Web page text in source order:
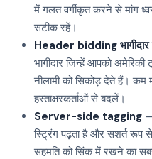
में गलत वर्गीकृत करने से मांग
सटीक रहें।
Header bidding भागीदार
भागीदार जिन्हें आपको
नीलामी को सिकोड़ देते हैं।
हस्ताक्षरकर्ताओं से बदलें।
Server-side tagging
स्ट्रिंग पढ़ता है और सशर्त
सहमति को सिंक में रखने का